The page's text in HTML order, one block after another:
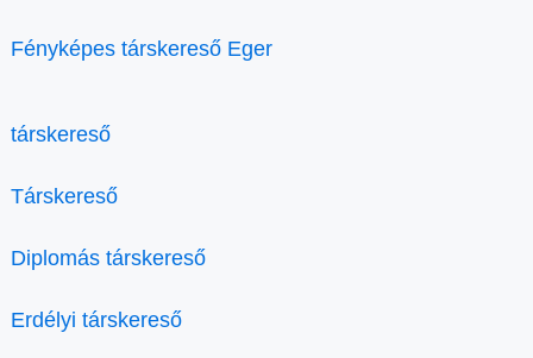
Fényképes társkereső Eger
társkereső
Társkereső
Diplomás társkereső
Erdélyi társkereső